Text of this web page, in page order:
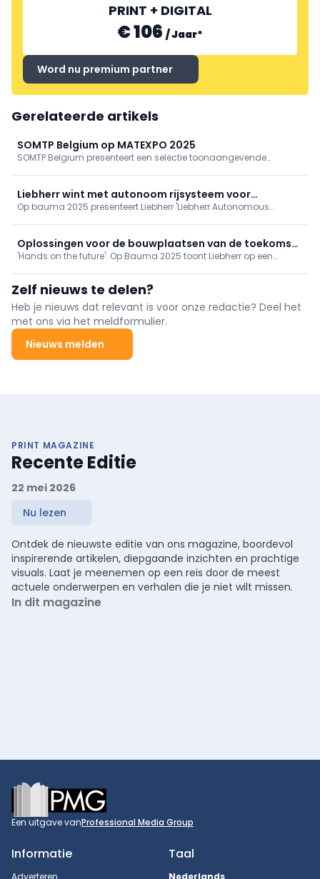
PRINT + DIGITAL
€ 106 /Jaar*
Word nu premium partner
Gerelateerde artikels
SOMTP Belgium op MATEXPO 2025
SOMTP Belgium presenteert een selectie toonaangevende
Liebherr wint met autonoom rijsysteem voor
wielladers
Op bauma 2025 presenteert Liebherr 'Liebherr Autonomous
rijsysteem herdefinieert efficiëntie en veiligheid bij het gebruik van
wielladers.
Oplossingen voor de bouwplaatsen van de toekomst
op Bauma 2025
'Hands on the future': Op Bauma 2025 toont Liebherr op een
Veel primeurs verwacht.
Zelf nieuws te delen?
Heb je nieuws dat relevant is voor onze redactie? Deel het
met ons via het meldformulier.
Nieuws melden
PRINT MAGAZINE
Recente Editie
22 mei 2026
Nu lezen
Ontdek de nieuwste editie van ons magazine, boordevol
inspirerende artikelen, diepgaande inzichten en prachtige
visuals. Laat je meenemen op een reis door de meest
actuele onderwerpen en verhalen die je niet wilt missen.
In dit magazine
Footer
Een uitgave vanProfessional Media Group
Informatie
Adverteren
Taal
Nederlands